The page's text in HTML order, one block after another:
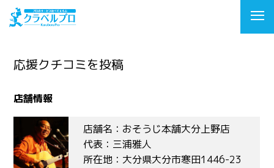
応援クチコミを投稿
店舗情報
店舗名：おそうじ本舗大分上野店
代表：三浦雅人
所在地：大分県大分市寒田1446-23